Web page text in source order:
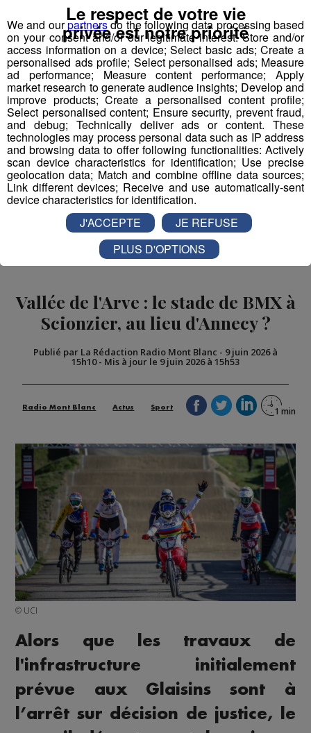
Vallée de l'Arve : le stade de BMX à
Scionzier, au lieu d'Annecy ?
Publié par La Rédaction Radio Mont Blanc - 9 juin 2026 à
15h10- Mis à jour le 9 juin 2026 à 15h53
Radio Mont Blanc Actus Sport
© UCI
Alors que les travaux de
l'infrastructure initialement
prévue aux Glaisins sont à
l’arrêt sur décision de justice, le
We and ourpartnersdo the following data processing based
on your consent and/or our legitimate interest: Store and/or
access information on a device; Select basic ads; Create a
personalised ads profile; Select personalised ads; Measure
ad performance; Measure content performance; Apply
market research to generate audience insights; Develop and
improve products; Create a personalised content profile;
Select personalised content; Ensure security, prevent fraud,
and debug; Technically deliver ads or content. These
technologies may process personal data such as IP address
and browsing data to offer following functionalities: Actively
scan device characteristics for identification; Use precise
geolocation data; Match and combine offline data sources;
Link different devices; Receive and use automatically-sent
device characteristics for identification.
Le respect de votre vie
privée est notre priorité
J'ACCEPTE
JE REFUSE
PLUS D'OPTIONS